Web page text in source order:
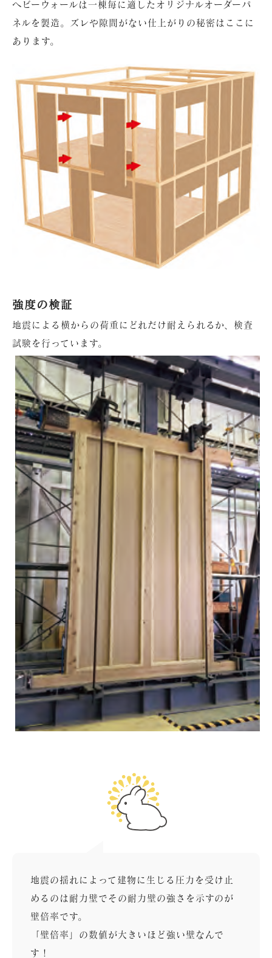
ヘビーウォールは一棟毎に適したオリジナルオーダーパ
ネルを製造。ズレや隙間がない仕上がりの秘密はここに
あります。
強度の検証
地震による横からの荷重にどれだけ耐えられるか、検査
試験を行っています。
地震の揺れによって建物に生じる圧力を受け止
めるのは耐力壁でその耐力壁の強さを示すのが
壁倍率です。
「壁倍率」の数値が大きいほど強い壁なんで
す！